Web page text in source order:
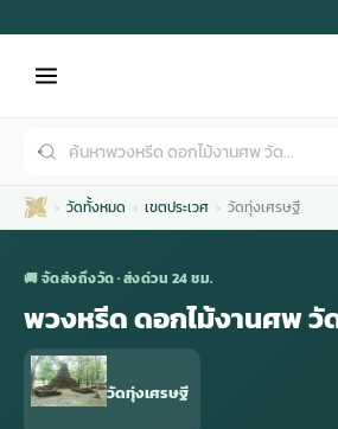
ดอกไม้หน้าศพ
พวงหรีด กรุงเทพ
ไม้งานแต่ง
พวงหรีดพัดลม
รับจัดงานศพ
วัดทั้งหมด เขตประเวศ วัดทุ่งเศรษฐี
🚚 จัดส่งถึงวัด · ส่งด่วน 24 ชม.
พวงหรีด ดอกไม้งานศพ วั
วัดทุ่งเศรษฐี